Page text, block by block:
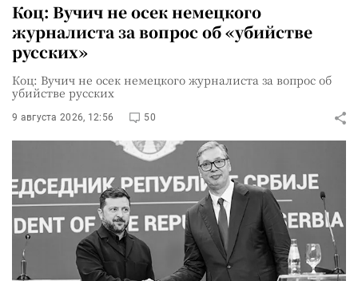
Коц: Вучич не осек немецкого
журналиста за вопрос об «убийстве
русских»
Коц: Вучич не осек немецкого журналиста за вопрос об
убийстве русских
9 августа 2026, 12:56 50